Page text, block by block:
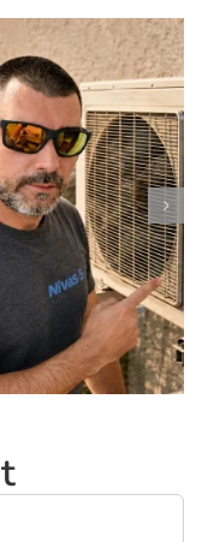
турбина на